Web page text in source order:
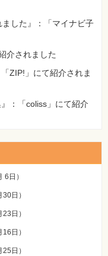
ました』：「マイナビ子
介されました
ZIP!」にて紹介されま
：「coliss」にて紹介
6日 ）
30日 ）
23日 ）
16日 ）
25日 ）